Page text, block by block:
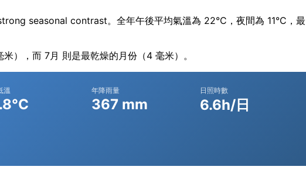
seasonal contrast。全年午後平均氣溫為 22°C，夜間為 11°C，最
），而 7月 則是最乾燥的月份（4 毫米）。
溫 年降雨量
367 mm
日照時數
6.6h/日